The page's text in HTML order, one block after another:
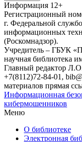
Информация 12+
Регистрационный
г. Федеральной
информационных
(Роскомнадзор).
Учредитель – ГБУК
научная библиотека
Главный редактор
+7(8112)72-84-01,
материалов прямая
Информационная
кибермошенников
Меню
О библиотеке
Электронная